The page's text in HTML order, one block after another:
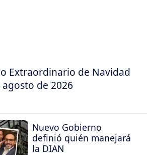
Extraordinario de Navidad
de 2026
Nuevo Gobierno
definió quién manejará
la DIAN